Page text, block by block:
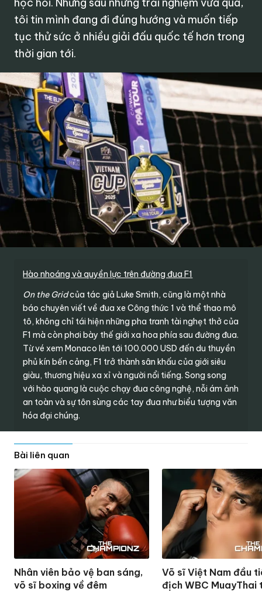
tôi tin mình đang đi đúng hướng và muốn tiếp
tục thử sức ở nhiều giải đấu quốc tế hơn trong
thời gian tới.
Hào nhoáng và quyền lực trên đường đua F1
On the Gridcủa tác giả Luke Smith, cũng là một nhà
báo chuyên viết về đua xe Công thức 1 và thể thao mô
tô, không chỉ tái hiện những pha tranh tài nghẹt thở của
F1 mà còn phơi bày thế giới xa hoa phía sau đường đua.
Từ vé xem Monaco lên tới 100.000 USD đến du thuyền
phủ kín bến cảng, F1 trở thành sân khấu của giới siêu
giàu, thương hiệu xa xỉ và người nổi tiếng. Song song
với hào quang là cuộc chạy đua công nghệ, nỗi ám ảnh
an toàn và sự tôn sùng các tay đua như biểu tượng văn
hóa đại chúng.
Bài liên quan
Nhân viên bảo vệ ban sáng,
võ sĩ boxing về đêm
Võ sĩ Việt Nam đầu
địch WBC MuayThai